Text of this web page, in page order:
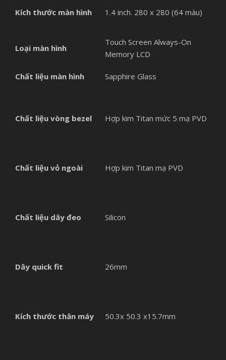
Kích thước màn hình 1.4 inch. 280 x 280 (64 màu)
Loại màn hình
Touch Screen Always-On
Memory LCD
Chất liệu màn hình Sapphire Glass
Chất liệu vòng bezel Hợp kim Titan mức 5 mạ PVD
Chất liệu vỏ ngoài Hợp kim Titan mạ PVD
Chất liệu dây đeo Silicon
Dây quick fit 26mm
Kích thước thân máy 50.3x 50.3 x15.7mm